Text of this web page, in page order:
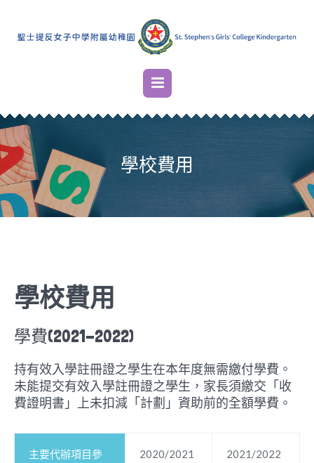
學校費用
學校費用
學費(2021-2022)
持有效入學註冊證之學生在本年度無需繳付學費。
未能提交有效入學註冊證之學生，家長須繳交「收
費證明書」上未扣減「計劃」資助前的全額學費。
主要代辦項目參
2020/2021 2021/2022